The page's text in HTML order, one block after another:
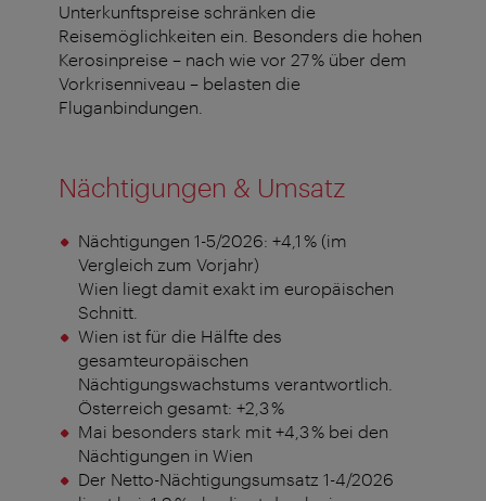
Unterkunftspreise schränken die
Reisemöglichkeiten ein. Besonders die hohen
Kerosinpreise – nach wie vor 27 % über dem
Vorkrisenniveau – belasten die
Fluganbindungen.
Nächtigungen & Umsatz
Nächtigungen 1-5/2026: +4,1 % (im
Vergleich zum Vorjahr)
Wien liegt damit exakt im europäischen
Schnitt.
Wien ist für die Hälfte des
gesamteuropäischen
Nächtigungswachstums verantwortlich.
Österreich gesamt: +2,3 %
Mai besonders stark mit +4,3 % bei den
Nächtigungen in Wien
Der Netto-Nächtigungsumsatz 1-4/2026